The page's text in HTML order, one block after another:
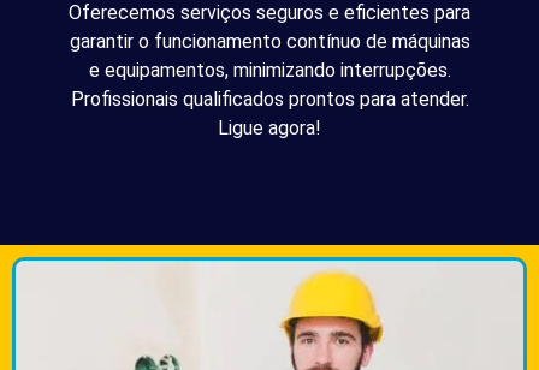
Oferecemos serviços seguros e eficientes para
garantir o funcionamento contínuo de máquinas
e equipamentos, minimizando interrupções.
Profissionais qualificados prontos para atender.
Ligue agora!